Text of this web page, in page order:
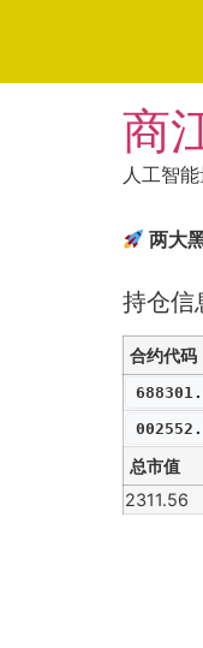
商
人工智
两大
持仓信
合约代码
总市值
2311.56